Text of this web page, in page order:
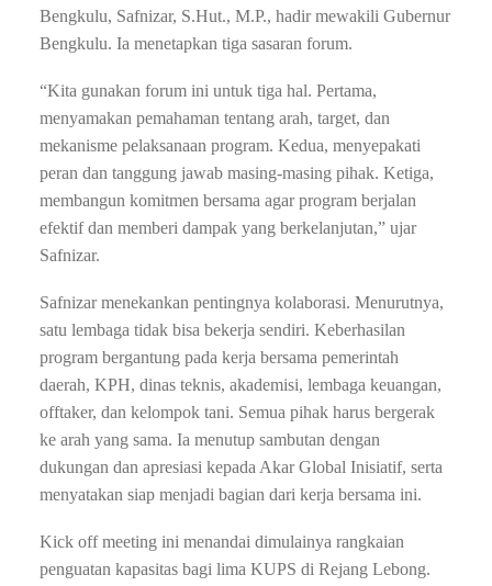
Bengkulu, Safnizar, S.Hut., M.P., hadir mewakili Gubernur
Bengkulu. Ia menetapkan tiga sasaran forum.
“Kita gunakan forum ini untuk tiga hal. Pertama,
menyamakan pemahaman tentang arah, target, dan
mekanisme pelaksanaan program. Kedua, menyepakati
peran dan tanggung jawab masing-masing pihak. Ketiga,
membangun komitmen bersama agar program berjalan
efektif dan memberi dampak yang berkelanjutan,” ujar
Safnizar.
Safnizar menekankan pentingnya kolaborasi. Menurutnya,
satu lembaga tidak bisa bekerja sendiri. Keberhasilan
program bergantung pada kerja bersama pemerintah
daerah, KPH, dinas teknis, akademisi, lembaga keuangan,
offtaker, dan kelompok tani. Semua pihak harus bergerak
ke arah yang sama. Ia menutup sambutan dengan
dukungan dan apresiasi kepada Akar Global Inisiatif, serta
menyatakan siap menjadi bagian dari kerja bersama ini.
Kick off meeting ini menandai dimulainya rangkaian
penguatan kapasitas bagi lima KUPS di Rejang Lebong.